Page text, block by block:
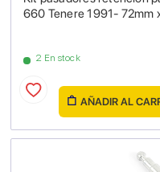
660 Tenere 1991- 72mm
2 En stock
AÑADIR AL